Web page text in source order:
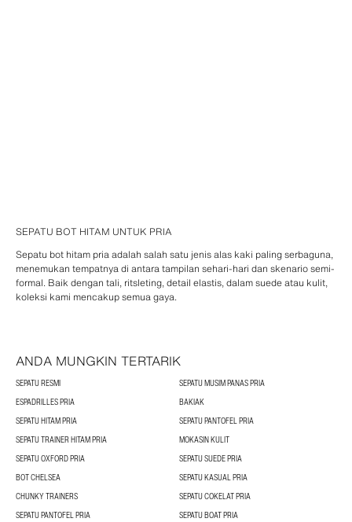
SEPATU BOT HITAM UNTUK PRIA
Sepatu bot hitam pria adalah salah satu jenis alas kaki paling serbaguna,
menemukan tempatnya di antara tampilan sehari-hari dan skenario semi-
formal. Baik dengan tali, ritsleting, detail elastis, dalam suede atau kulit,
koleksi kami mencakup semua gaya.
ANDA MUNGKIN TERTARIK
SEPATU RESMI
SEPATU MUSIM PANAS PRIA
ESPADRILLES PRIA
BAKIAK
SEPATU HITAM PRIA
SEPATU PANTOFEL PRIA
SEPATU TRAINER HITAM PRIA
MOKASIN KULIT
SEPATU OXFORD PRIA
SEPATU SUEDE PRIA
BOT CHELSEA
SEPATU KASUAL PRIA
CHUNKY TRAINERS
SEPATU COKELAT PRIA
SEPATU PANTOFEL PRIA
SEPATU BOAT PRIA